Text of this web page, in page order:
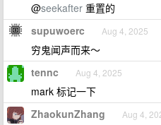
@seekafter 重置的
supuwoerc Aug 4, 2025
穷鬼闻声而来～
tennc Aug 4, 2025
mark 标记一下
ZhaokunZhang Aug 4,